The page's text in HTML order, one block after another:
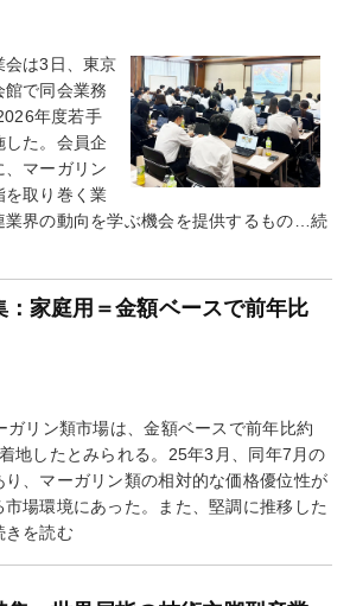
は3日、東京
で同会業務
年度若手
た。会員企
マーガリン
を取り巻く業
業界の動向を学ぶ機会を提供するもの…続
：家庭用＝金額ベースで前年比
リン類市場は、金額ベースで前年比約
地したとみられる。25年3月、同年7月の
、マーガリン類の相対的な価格優位性が
場環境にあった。また、堅調に推移した
を読む